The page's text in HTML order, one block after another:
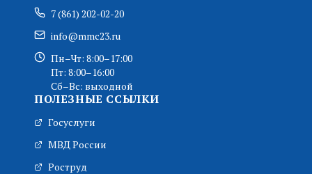
7 (861) 202-02-20
info@mmc23.ru
Пн–Чт: 8:00–17:00
Пт: 8:00–16:00
Сб–Вс: выходной
ПОЛЕЗНЫЕ ССЫЛКИ
Госуслуги
МВД России
Роструд